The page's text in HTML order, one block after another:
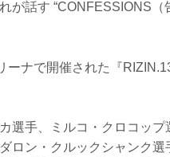
が話す “CONFESSIONS（
ナで開催された『
選手、ミルコ・クロコップ
ロン・クルックシャンク選